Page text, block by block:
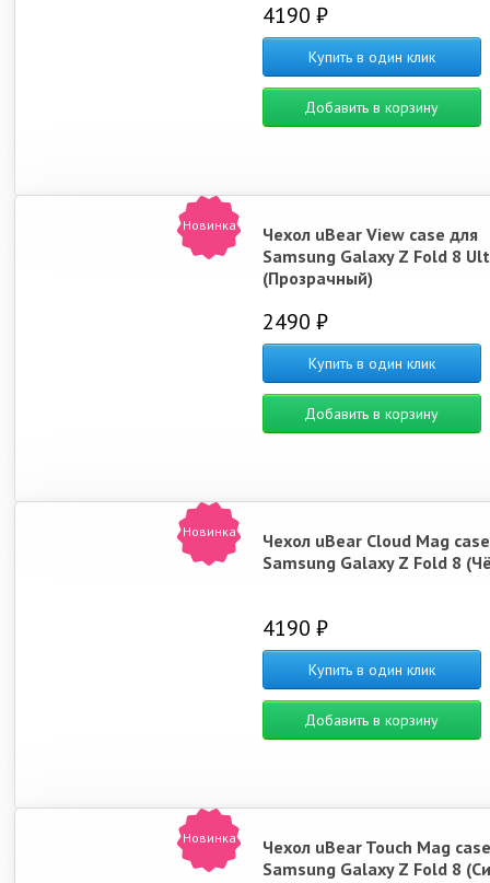
4190 ₽
Купить в один клик
Добавить в корзину
Новинка
Чехол uBear View case для
Samsung Galaxy Z Fold 8
(Прозрачный)
2490 ₽
Купить в один клик
Добавить в корзину
Новинка
Чехол uBear Cloud Mag
Samsung Galaxy Z Fold 8
4190 ₽
Купить в один клик
Добавить в корзину
Новинка
Чехол uBear Touch Mag
Samsung Galaxy Z Fold 8